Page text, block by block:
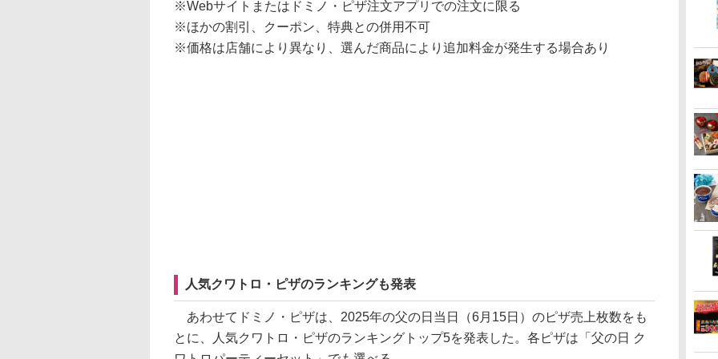
※Webサイトまたはドミノ・ピザ注文アプリでの注文に限る
※ほかの割引、クーポン、特典との併用不可
※価格は店舗により異なり、選んだ商品により追加料金が発生する場合あり
人気クワトロ・ピザのランキングも発表
あわせてドミノ・ピザは、2025年の父の日当日（6月15日）のピザ売上枚数をも
とに、人気クワトロ・ピザのランキングトップ5を発表した。各ピザは「父の日 ク